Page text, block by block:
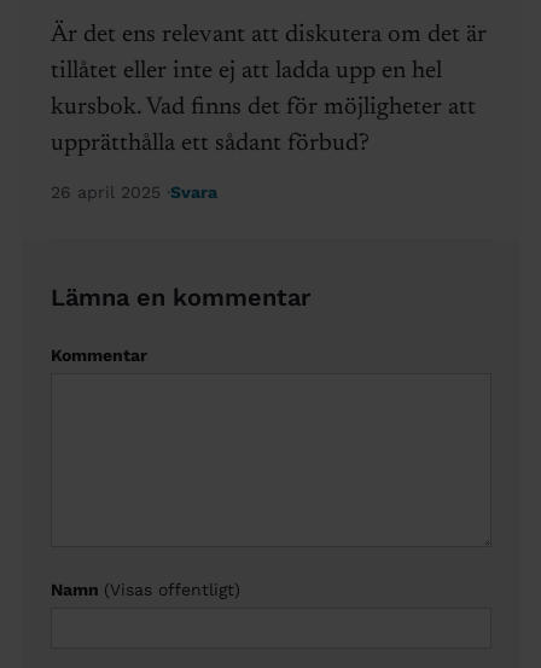
Är det ens relevant att diskutera om det är
tillåtet eller inte ej att ladda upp en hel
kursbok. Vad finns det för möjligheter att
upprätthålla ett sådant förbud?
26 april 2025 Svara
Lämna en kommentar
Kommentar
Namn (Visas offentligt)